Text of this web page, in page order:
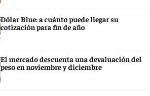
Dólar Blue: a cuánto puede llegar su
cotización para fin de año
El mercado descuenta una devaluación del
peso en noviembre y diciembre